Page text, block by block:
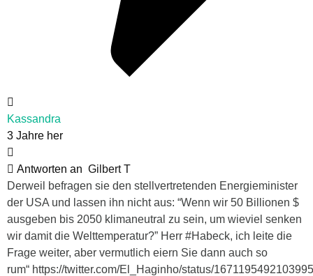
Kassandra
3 Jahre her
Antworten an Gilbert T
Derweil befragen sie den stellvertretenden Energieminister
der USA und lassen ihn nicht aus: “Wenn wir 50 Billionen $
ausgeben bis 2050 klimaneutral zu sein, um wieviel senken
wir damit die Welttemperatur?” Herr #Habeck, ich leite die
Frage weiter, aber vermutlich eiern Sie dann auch so
rum“ https://twitter.com/El_Haginho/status/